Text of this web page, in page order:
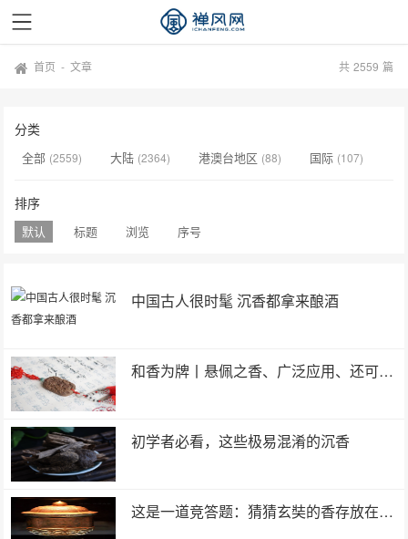
首页 -文章 共 2559 篇
分类
全部 (2559) 大陆 (2364) 港澳台地区 (88) 国际 (107)
排序
默认 标题 浏览 序号
中国古人很时髦 沉香都拿来酿酒
和香为牌丨悬佩之香、广泛应用、还可祛除时疫防邪避害
初学者必看，这些极易混淆的沉香
这是一道竞答题：猜猜玄奘的香存放在哪里